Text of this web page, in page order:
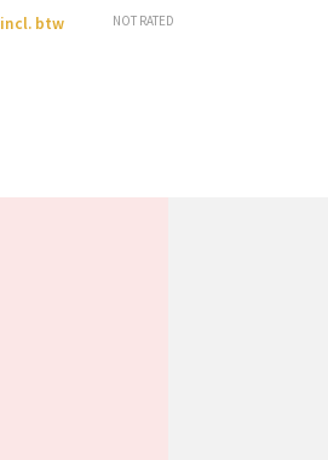
NOT RATED
incl. btw